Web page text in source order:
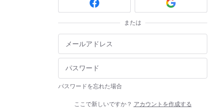
または
パスワードを忘れた場合
ここで新しいですか？ アカウントを作成する